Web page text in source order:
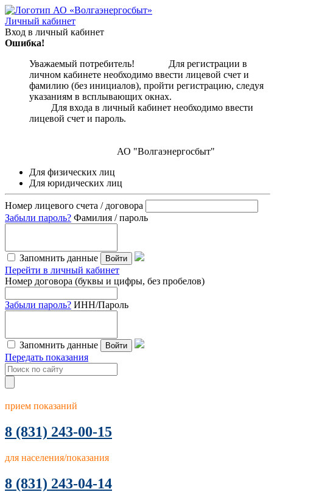
Личный кабинет
Вход в личный кабинет
Ошибка!
Уважаемый потребитель! Для регистрации в
личном кабинете необходимо ввести лицевой счет и
фамилию (без инициалов), пройти регистрацию, следуя
указаниям в всплывающих окнах.
Для входа в личный кабинет необходимо ввести
лицевой счет и пароль.
АО "Волгаэнергосбыт"
Для физических лиц
Для юридических лиц
Номер лицевого счета / договора
Забыли пароль? Фамилия / пароль
Запомнить данные Войти
Перейти в личный кабинет
Номер договора (буквы и цифры, без пробелов)
Забыли пароль? ИНН/Пароль
Запомнить данные Войти
Передать показания
прием показаний
8 (831) 243-00-15
для населения/показания
8 (831) 243-04-14